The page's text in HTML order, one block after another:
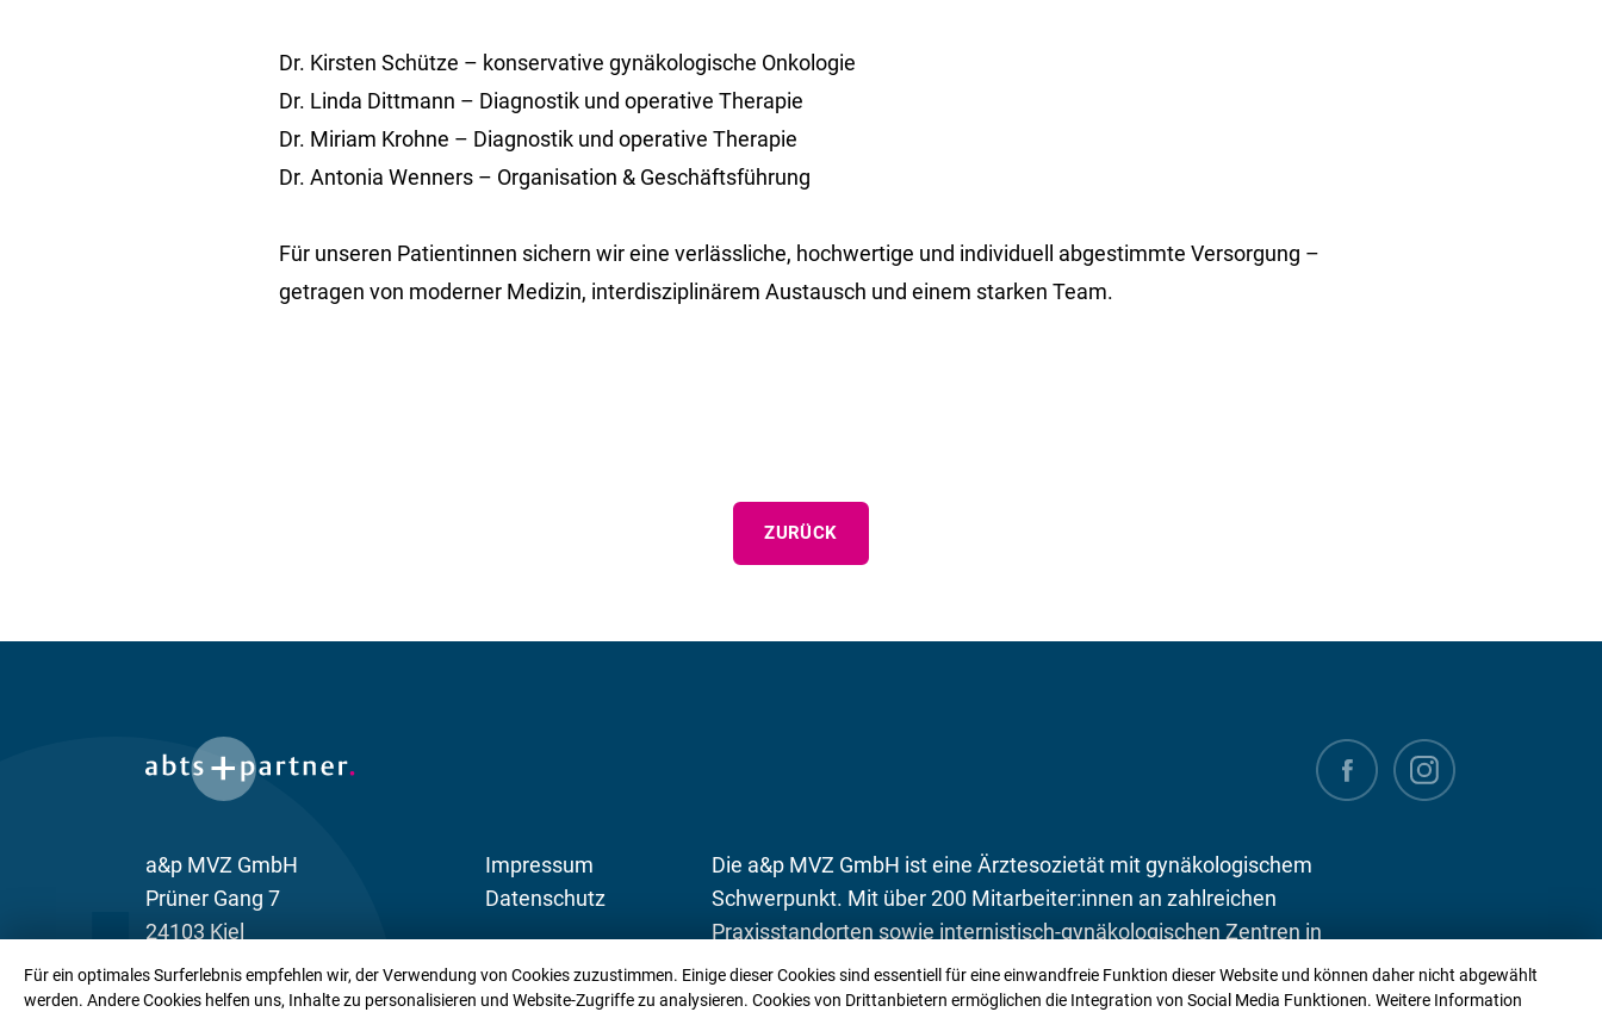
Für ein optimales Surferlebnis empfehlen wir, der Verwendung von Cookies zuzustimmen. Einige dieser Cookies sind essentiell für eine einwandfreie Funktion dieser Website und können daher nicht abgewählt
werden. Andere Cookies helfen uns, Inhalte zu personalisieren und Website-Zugriffe zu analysieren. Cookies von Drittanbietern ermöglichen die Integration von Social Media Funktionen. Weitere Information
Dr. Kirsten Schütze – konservative gynäkologische Onkologie
Dr. Linda Dittmann – Diagnostik und operative Therapie
Dr. Miriam Krohne – Diagnostik und operative Therapie
Dr. Antonia Wenners – Organisation & Geschäftsführung
Für unseren Patientinnen sichern wir eine verlässliche, hochwertige und individuell abgestimmte Versorgung –
getragen von moderner Medizin, interdisziplinärem Austausch und einem starken Team.
ZURÜCK
a&p MVZ GmbH
Prüner Gang 7
24103 Kiel
Impressum
Datenschutz
Die a&p MVZ GmbH ist eine Ärztesozietät mit gynäkologischem
Schwerpunkt. Mit über 200 Mitarbeiter:innen an zahlreichen
Praxisstandorten sowie internistisch-gynäkologischen Zentren in
Schleswig-Holstein bieten wir unseren Patient:innen eine
wohnortnahe Basisversorgung, ambulant-spezialärztliche